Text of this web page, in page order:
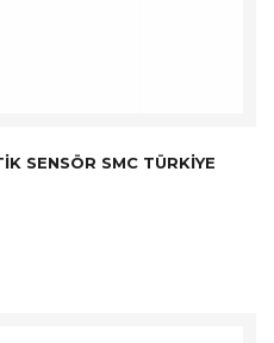
SENSÖR SMC TÜRKİYE